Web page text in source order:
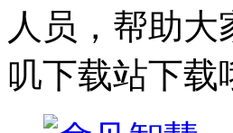
人员，帮助
叽下载站下载